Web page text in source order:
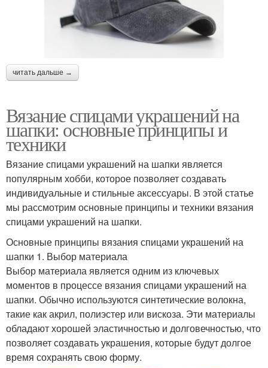
читать дальше →
Вязание спицами украшений на
шапки: основные принципы и
техники
Вязание спицами украшений на шапки является
популярным хобби, которое позволяет создавать
индивидуальные и стильные аксессуары. В этой статье
мы рассмотрим основные принципы и техники вязания
спицами украшений на шапки.
Основные принципы вязания спицами украшений на
шапки 1. Выбор материала
Выбор материала является одним из ключевых
моментов в процессе вязания спицами украшений на
шапки. Обычно используются синтетические волокна,
такие как акрил, полиэстер или вискоза. Эти материалы
обладают хорошей эластичностью и долговечностью, что
позволяет создавать украшения, которые будут долгое
время сохранять свою форму.